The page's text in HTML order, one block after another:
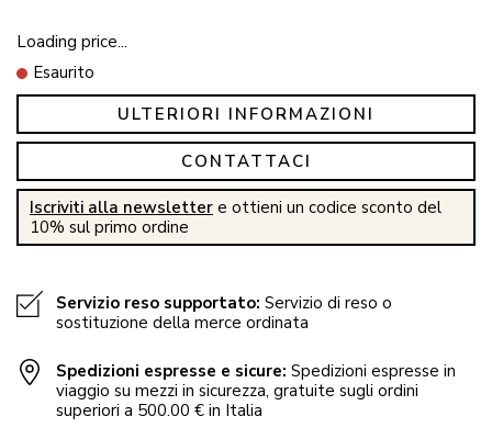
Loading price...
Esaurito
ULTERIORI INFORMAZIONI
CONTATTACI
Iscriviti alla newsletter e ottieni un codice sconto del
10% sul primo ordine
Servizio reso supportato: Servizio di reso o
sostituzione della merce ordinata
Spedizioni espresse e sicure: Spedizioni espresse in
viaggio su mezzi in sicurezza, gratuite sugli ordini
superiori a 500.00 € in Italia